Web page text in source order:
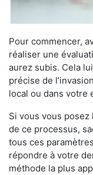
Pour commencer,
réaliser une
aurez subis. Cela
précise de
local ou dans votre
Si vous vous
de ce processus,
tous ces
répondre à votre
méthode la plus